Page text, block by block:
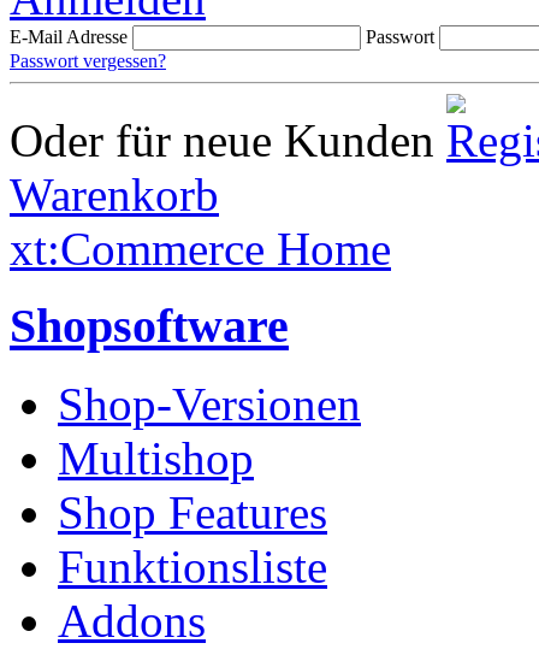
E-Mail Adresse
Passwort
Passwort vergessen?
Oder für neue Kunden
Warenkorb
xt:Commerce Home
Shopsoftware
Shop-Versionen
Multishop
Shop Features
Funktionsliste
Addons